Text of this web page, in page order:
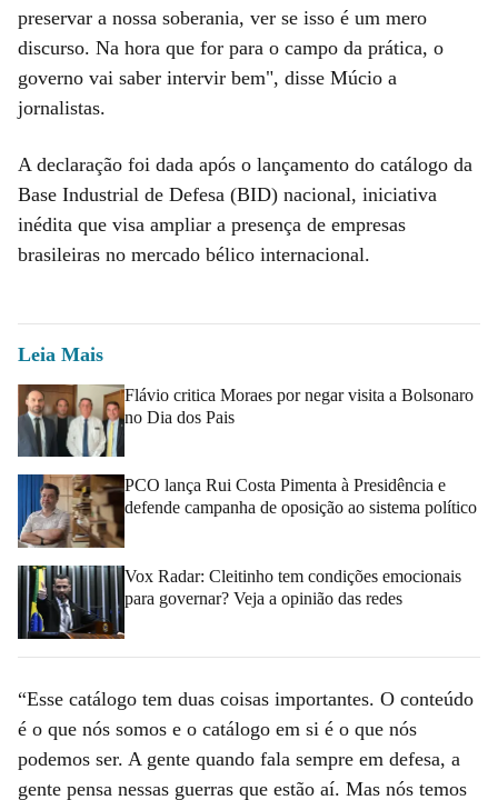
preservar a nossa soberania, ver se isso é um mero
discurso. Na hora que for para o campo da prática, o
governo vai saber intervir bem", disse Múcio a
jornalistas.
A declaração foi dada após o lançamento do catálogo da
Base Industrial de Defesa (BID) nacional, iniciativa
inédita que visa ampliar a presença de empresas
brasileiras no mercado bélico internacional.
Leia Mais
Flávio critica Moraes por negar visita a Bolsonaro
no Dia dos Pais
PCO lança Rui Costa Pimenta à Presidência e
defende campanha de oposição ao sistema político
Vox Radar: Cleitinho tem condições emocionais
para governar? Veja a opinião das redes
“Esse catálogo tem duas coisas importantes. O conteúdo
é o que nós somos e o catálogo em si é o que nós
podemos ser. A gente quando fala sempre em defesa, a
gente pensa nessas guerras que estão aí. Mas nós temos